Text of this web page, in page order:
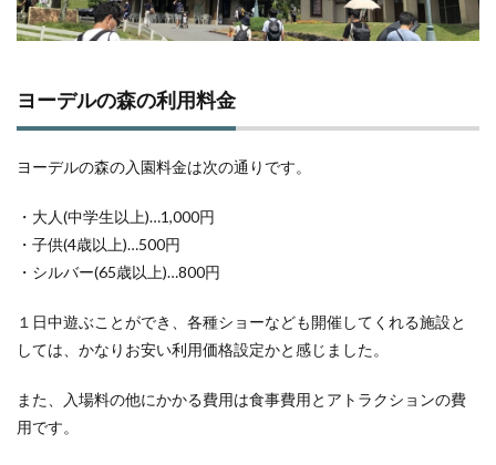
ヨーデルの森の利用料金
ヨーデルの森の入園料金は次の通りです。
・大人(中学生以上)…1,000円
・子供(4歳以上)…500円
・シルバー(65歳以上)…800円
１日中遊ぶことができ、各種ショーなども開催してくれる施設と
しては、かなりお安い利用価格設定かと感じました。
また、入場料の他にかかる費用は食事費用とアトラクションの費
用です。